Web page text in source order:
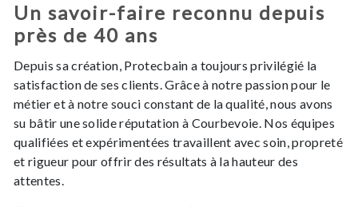
Un savoir-faire reconnu depuis
près de 40 ans
Depuis sa création, Protecbain a toujours privilégié la
satisfaction de ses clients. Grâce à notre passion pour le
métier et à notre souci constant de la qualité, nous avons
su bâtir une solide réputation à Courbevoie. Nos équipes
qualifiées et expérimentées travaillent avec soin, propreté
et rigueur pour offrir des résultats à la hauteur des
attentes.